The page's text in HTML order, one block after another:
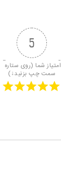
5
امتیاز شما (روی ستاره
سمت چپ بزنید↓)